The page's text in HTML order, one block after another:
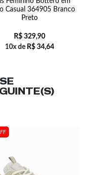
Casual 364905 Branco
Preto
R$ 329,90
10x de R$ 34,64